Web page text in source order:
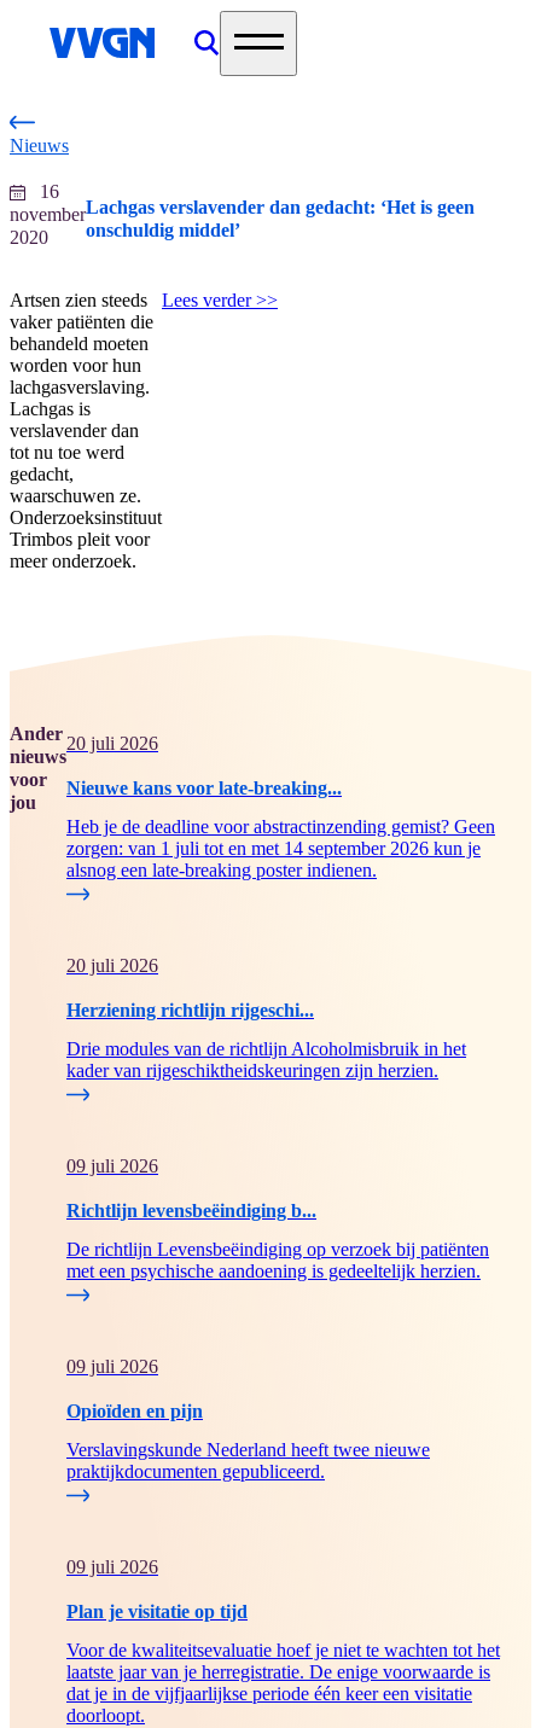
home
Nieuws
16
november
2020
Lachgas verslavender dan gedacht: ‘Het is geen
onschuldig middel’
Artsen zien steeds
vaker patiënten die
behandeld moeten
worden voor hun
lachgasverslaving.
Lachgas is
verslavender dan
tot nu toe werd
gedacht,
waarschuwen ze.
Onderzoeksinstituut
Trimbos pleit voor
meer onderzoek.
Lees verder >>
Ander
nieuws
voor
jou
20 juli 2026
Nieuwe kans voor late-breaking...
Heb je de deadline voor abstractinzending gemist? Geen
zorgen: van 1 juli tot en met 14 september 2026 kun je
alsnog een late-breaking poster indienen.
20 juli 2026
Herziening richtlijn rijgeschi...
Drie modules van de richtlijn Alcoholmisbruik in het
kader van rijgeschiktheidskeuringen zijn herzien.
09 juli 2026
Richtlijn levensbeëindiging b...
De richtlijn Levensbeëindiging op verzoek bij patiënten
met een psychische aandoening is gedeeltelijk herzien.
09 juli 2026
Opioïden en pijn
Verslavingskunde Nederland heeft twee nieuwe
praktijkdocumenten gepubliceerd.
09 juli 2026
Plan je visitatie op tijd
Voor de kwaliteitsevaluatie hoef je niet te wachten tot het
laatste jaar van je herregistratie. De enige voorwaarde is
dat je in de vijfjaarlijkse periode één keer een visitatie
doorloopt.